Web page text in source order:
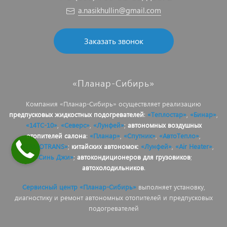
a.nasikhullin@gmail.com
Заказать звонок
«Планар-Сибирь»
Компания «Планар-Сибирь» осуществляет реализацию
предпусковых жидкостных подогревателей: «Теплостар» «Бинар»
«14ТС-10», «Северс», «Лунфей»; автономных воздушных
отопителей салона: «Планар» «Спутник» «АвтоТепло»
«THERMOTRANS»; китайских автономок: «Лунфей», «Air Heater»,
«Синь Джи»; автокондиционеров для грузовиков;
автохолодильников.
Сервисный центр «Планар-Сибирь»выполняет установку,
диагностику и ремонт автономных отопителей и предпусковых
подогревателей